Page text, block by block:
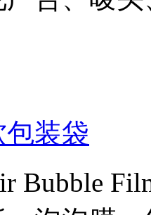
装袋
Bubble